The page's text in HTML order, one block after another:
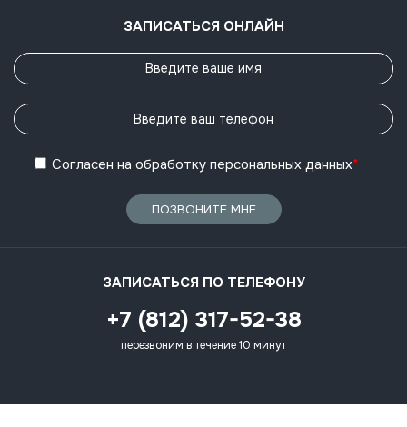
ЗАПИСАТЬСЯ ОНЛАЙН
Согласен на обработку персональных данных*
ПОЗВОНИТЕ МНЕ
ЗАПИСАТЬСЯ ПО ТЕЛЕФОНУ
+7 (812) 317-52-38
перезвоним в течение 10 минут